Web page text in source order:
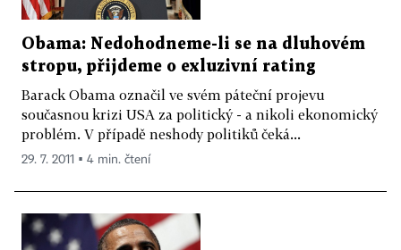
Obama: Nedohodneme-li se na dluhovém
stropu, přijdeme o exluzivní rating
Barack Obama označil ve svém páteční projevu
současnou krizi USA za politický - a nikoli ekonomický
problém. V případě neshody politiků čeká...
29. 7. 2011 ▪ 4 min. čtení